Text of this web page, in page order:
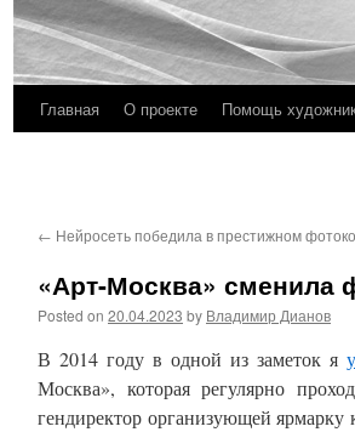
Главная О проекте Помощь
← Нейросеть победила в престижном
«Арт-Москва» сменила
Posted on 20.04.2023 by Владимир Дианов
В 2014 году в одной из заметок я
Москва», которая регулярно
гендиректор организующей